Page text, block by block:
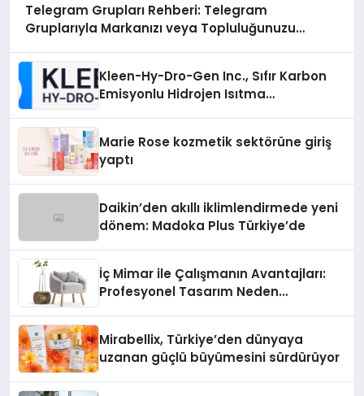
Telegram Grupları Rehberi: Telegram
Gruplarıyla Markanızı veya Topluluğunuzu
Kleen-Hy-Dro-Gen Inc., Sıfır Karbon
Emisyonlu Hidrojen Isıtma
Marie Rose kozmetik sektörüne giriş
yaptı
Daikin’den akıllı iklimlendirmede yeni
dönem: Madoka Plus Türkiye’de
İç Mimar ile Çalışmanın Avantajları:
Profesyonel Tasarım Neden
Mirabellix, Türkiye’den dünyaya
uzanan güçlü büyümesini sürdürüyor